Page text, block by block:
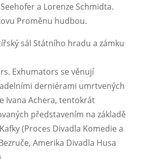
a Lorenze Schmidta.
Proměnu hudbou.
sál Státního hradu a zámku
Exhumators se věnují
derniérami umrtvených
Ivana Achera, tentokrát
představením na základě
(Proces Divadla Komedie a
Amerika Divadla Husa